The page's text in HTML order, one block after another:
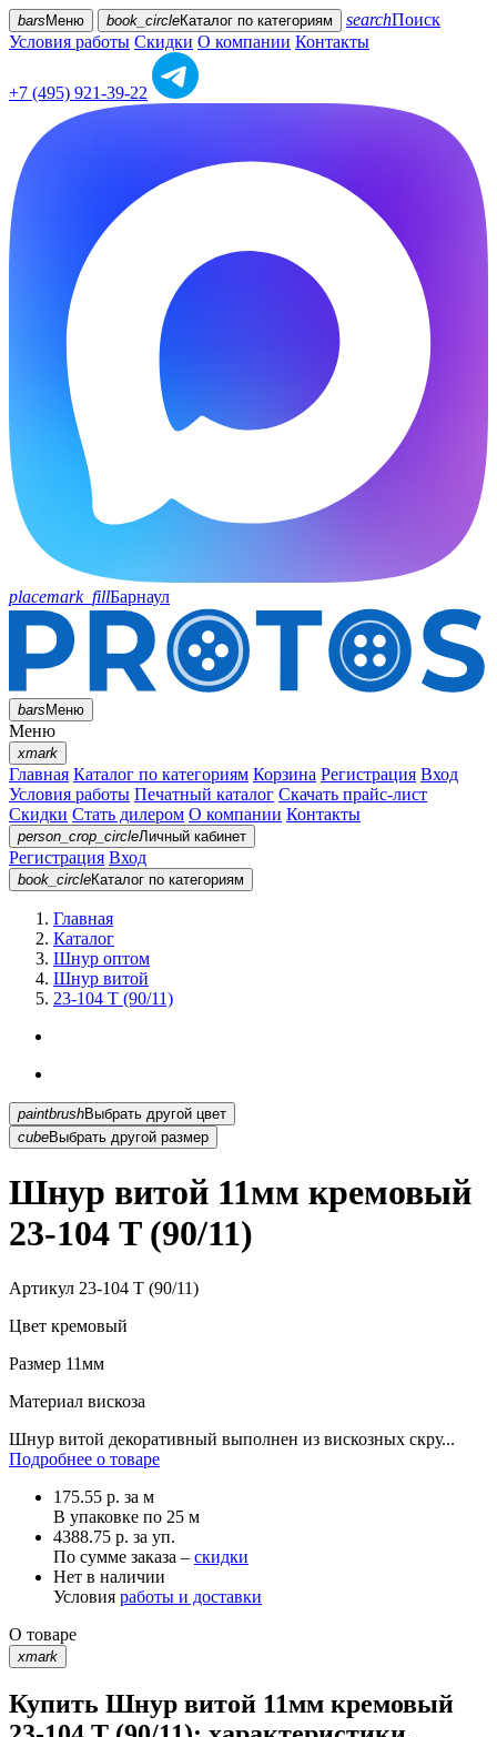
bars Меню book_circleКаталог по категориям searchПоиск
Условия работы Скидки О компании Контакты
+7 (495) 921-39-22
placemark_fillБарнаул
barsМеню
Меню
xmark
Главная Каталог по категориям Корзина Регистрация Вход
Условия работы Печатный каталог Скачать прайс-лист
Скидки Стать дилером О компании Контакты
person_crop_circleЛичный кабинет
Регистрация Вход
book_circleКаталог по категориям
Главная
Каталог
Шнур оптом
Шнур витой
23-104 T (90/11)
paintbrush
Выбрать другой цвет
cubeВыбрать другой размер
Шнур витой 11мм кремовый
23-104 T (90/11)
Артикул 23-104 T (90/11)
Цвет кремовый
Размер 11мм
Материал вискоза
Шнур витой декоративный выполнен из вискозных скру...
Подробнее о товаре
175.55 р. за м
В упаковке по 25 м
4388.75 р. за уп.
По сумме заказа – скидки
Нет в наличии
Условия работы и доставки
О товаре
xmark
Купить Шнур витой 11мм кремовый